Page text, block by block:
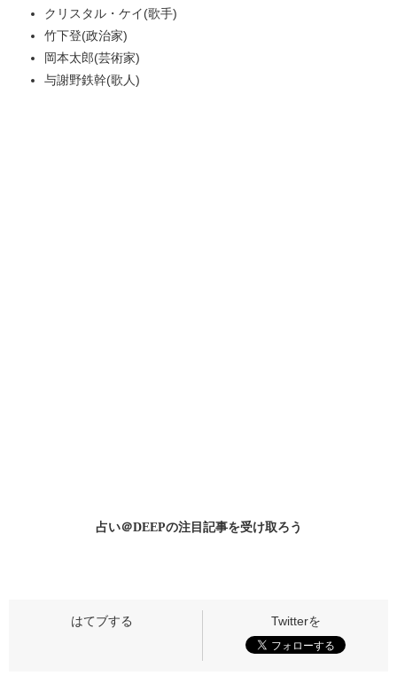
クリスタル・ケイ(歌手)
竹下登(政治家)
岡本太郎(芸術家)
与謝野鉄幹(歌人)
占い＠DEEPの注目記事を受け取ろう